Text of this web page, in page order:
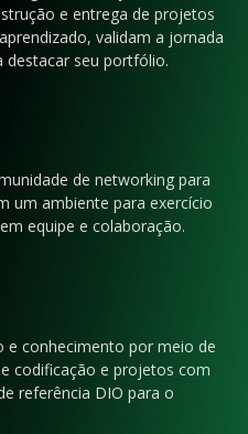
e entrega de projetos
validam a jornada
destacar seu portfólio.
de networking para
um ambiente para exercício
equipe e colaboração.
e conhecimento por meio de
codificação e projetos com
referência DIO para o